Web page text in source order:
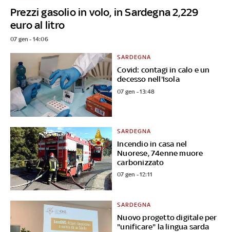
Prezzi gasolio in volo, in Sardegna 2,229
euro al litro
07 gen - 14:06
Covid: contagi in calo e un
decesso nell'Isola
SARDEGNA
07 gen - 13:48
Incendio in casa nel
Nuorese, 74enne muore
carbonizzato
SARDEGNA
07 gen - 12:11
Nuovo progetto digitale per
"unificare" la lingua sarda
SARDEGNA